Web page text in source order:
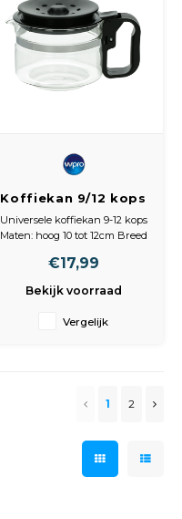
Koffiekan 9/12 kops
-zwart-
Universele koffiekan 9-12 kops
Maten: hoog 10 tot 12cm Breed
9.2cm Deksel in hoogte
Geschikt voor o.a.
Braun KFT10T, Aroma Select,
€17,99
Bekijk voorraad
Vergelijk
1 2